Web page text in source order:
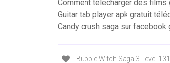
Comment télécharger des films
Guitar tab player apk gratuit
Candy crush saga sur facebook
Bubble Witch Saga 3 Level